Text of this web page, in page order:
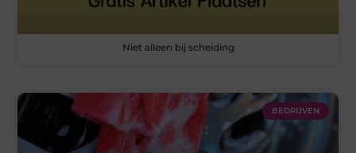
Niet alleen bij scheiding
BEDRIJVEN